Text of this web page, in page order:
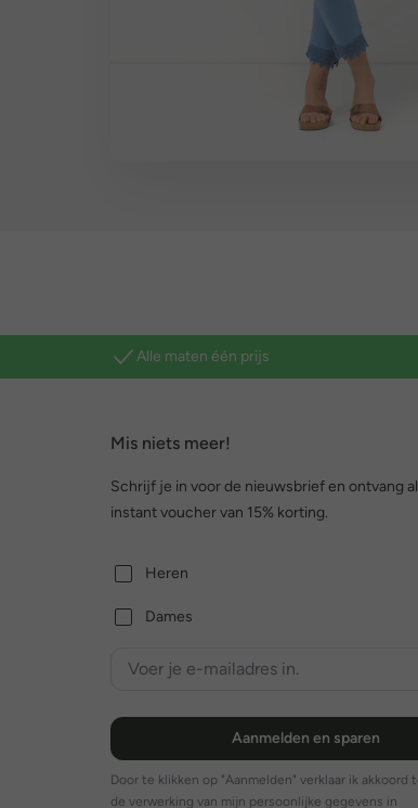
Alle maten één prijs
Mis niets meer!
Schrijf je in voor de nieuwsbrief en ontvang
instant voucher van 15% korting.
Heren
Dames
Aanmelden en sparen
Door te klikken op "Aanmelden" verklaar ik akkoord
de verwerking van mijn persoonlijke gegevens in